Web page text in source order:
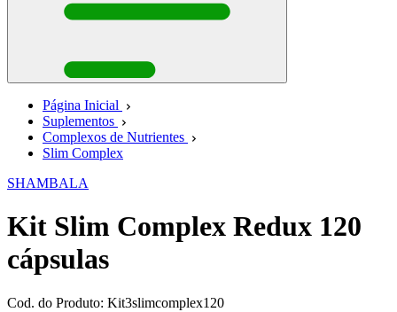
Página Inicial
Suplementos
Complexos de Nutrientes
Slim Complex
SHAMBALA
Kit Slim Complex Redux 120
cápsulas
Cod. do Produto: Kit3slimcomplex120